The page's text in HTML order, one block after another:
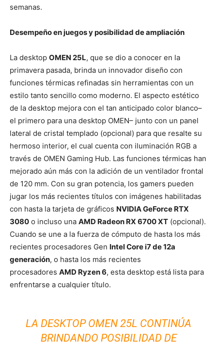
semanas.
Desempeño en juegos y posibilidad de ampliación
La desktop OMEN 25L, que se dio a conocer en la
primavera pasada, brinda un innovador diseño con
funciones térmicas refinadas sin herramientas con un
estilo tanto sencillo como moderno. El aspecto estético
de la desktop mejora con el tan anticipado color blanco–
el primero para una desktop OMEN– junto con un panel
lateral de cristal templado (opcional) para que resalte su
hermoso interior, el cual cuenta con iluminación RGB a
través de OMEN Gaming Hub. Las funciones térmicas han
mejorado aún más con la adición de un ventilador frontal
de 120 mm. Con su gran potencia, los gamers pueden
jugar los más recientes títulos con imágenes habilitadas
con hasta la tarjeta de gráficos NVIDIA GeForce RTX
3080 o incluso una AMD Radeon RX 6700 XT (opcional).
Cuando se une a la fuerza de cómputo de hasta los más
recientes procesadores Gen Intel Core i7 de 12a
generación, o hasta los más recientes
procesadores AMD Ryzen 6, esta desktop está lista para
enfrentarse a cualquier título.
LA DESKTOP OMEN 25L CONTINÚA
BRINDANDO POSIBILIDAD DE